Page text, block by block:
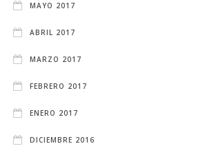
MAYO 2017
ABRIL 2017
MARZO 2017
FEBRERO 2017
ENERO 2017
DICIEMBRE 2016